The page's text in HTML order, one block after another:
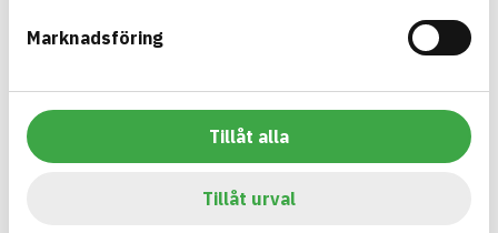
Marknadsföring
Tillåt alla
Tillåt urval
EMISSIONS AND TESTS Information ej lämnad
Build with BASTA - conscious